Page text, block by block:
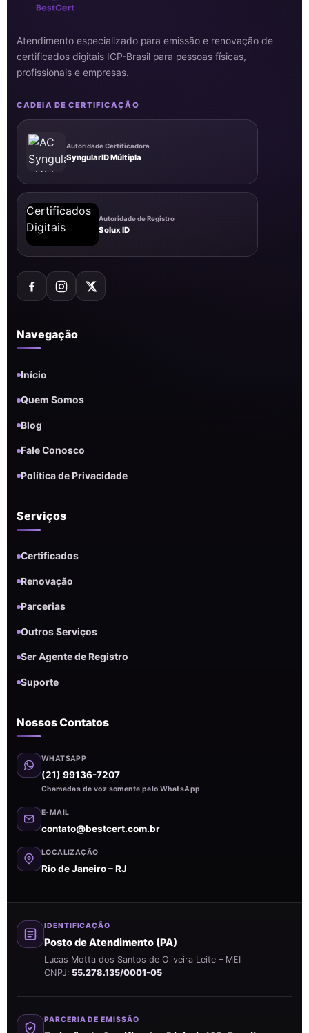
Atendimento especializado para emissão e renovação de
certificados digitais ICP-Brasil para pessoas físicas,
profissionais e empresas.
CADEIA DE CERTIFICAÇÃO
Autoridade Certificadora
SyngularID Múltipla
Autoridade de Registro
Solux ID
Navegação
Início
Quem Somos
Blog
Fale Conosco
Política de Privacidade
Serviços
Certificados
Renovação
Parcerias
Outros Serviços
Ser Agente de Registro
Suporte
Nossos Contatos
WHATSAPP
(21) 99136-7207
Chamadas de voz somente pelo WhatsApp
E-MAIL
contato@bestcert.com.br
LOCALIZAÇÃO
Rio de Janeiro – RJ
IDENTIFICAÇÃO
Posto de Atendimento (PA)
Lucas Motta dos Santos de Oliveira Leite – MEI
CNPJ: 55.278.135/0001-05
PARCERIA DE EMISSÃO